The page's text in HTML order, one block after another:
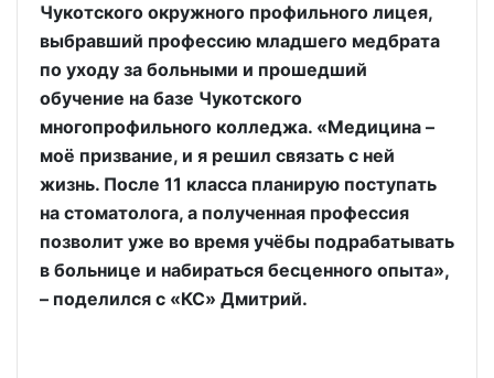
Чукотского окружного профильного лицея,
выбравший профессию младшего медбрата
по уходу за больными и прошедший
обучение на базе Чукотского
многопрофильного колледжа. «Медицина –
моё призвание, и я решил связать с ней
жизнь. После 11 класса планирую поступать
на стоматолога, а полученная профессия
позволит уже во время учёбы подрабатывать
в больнице и набираться бесценного опыта»,
– поделился с «КС» Дмитрий.